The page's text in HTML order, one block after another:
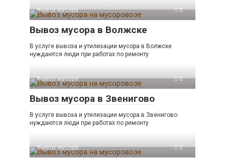
Вывоз мусора 0
Вывоз мусора в Волжске
В услуге вывоза и утилизации мусора в Волжске
нуждаются люди при работах по ремонту
Вывоз мусора 0
Вывоз мусора в Звенигово
В услуге вывоза и утилизации мусора в Звенигово
нуждаются люди при работах по ремонту
Вывоз мусора 0